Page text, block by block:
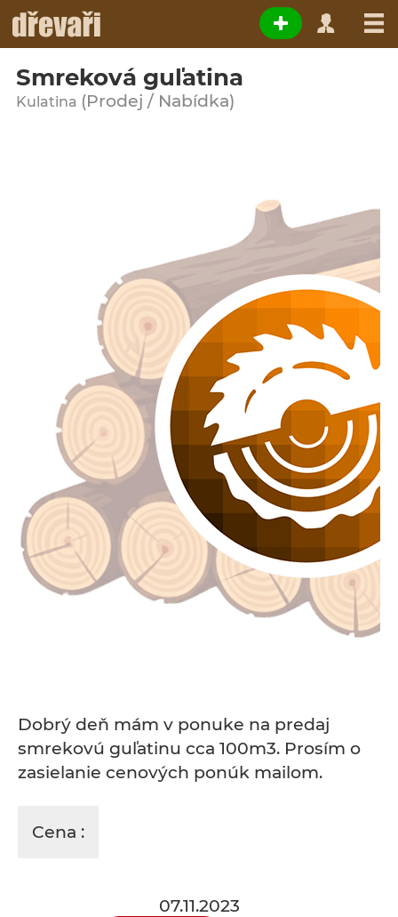
Smreková guľatina
Kulatina (Prodej / Nabídka)
Dobrý deň mám v ponuke na predaj
smrekovú guľatinu cca 100m3. Prosím o
zasielanie cenových ponúk mailom.
Cena :
07.11.2023